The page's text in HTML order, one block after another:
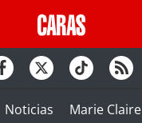
Noticias Marie Claire